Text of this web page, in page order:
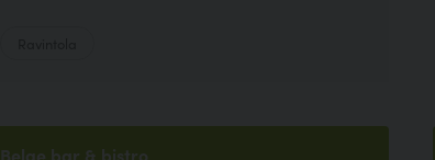
Belge bar & bistro